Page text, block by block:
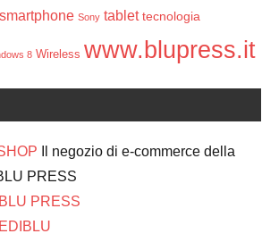
smartphone Sony tablet tecnologia
8 Wireless www.blupress.it
Il negozio di e-commerce della
PRESS
PRESS